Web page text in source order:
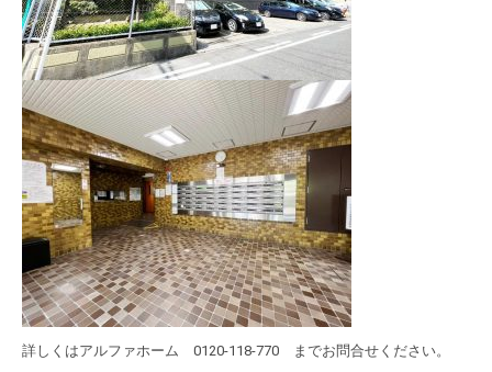
詳しくはアルファホーム 0120-118-770 までお問合せください。